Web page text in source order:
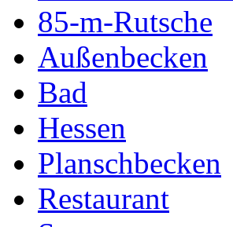
85-m-Rutsche
Außenbecken
Bad
Hessen
Planschbecken
Restaurant